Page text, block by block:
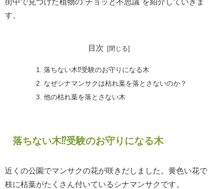
街中で見つけた植物の”チョッと不思議”を紹介していきま
す。
目次
落ちない木⁉受験のお守りになる木
なぜシナマンサクは枯れ葉を落とさないのか？
他の枯れ葉を落とさない木
落ちない木⁉受験のお守りになる木
近くの公園でマンサクの花が咲きだしました。黄色い花で
枝に枯葉がたくさん付いているシナマンサクです。